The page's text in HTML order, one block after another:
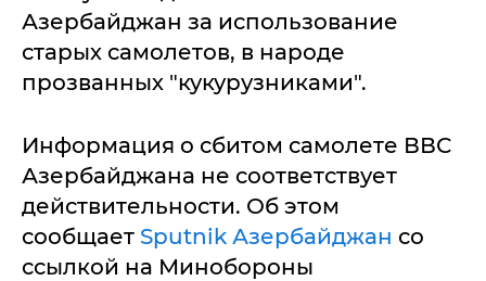
Азербайджан за использование
старых самолетов, в народе
прозванных "кукурузниками".
Информация о сбитом самолете ВВС
Азербайджана не соответствует
действительности. Об этом
сообщает Sputnik Азербайджан со
ссылкой на Минобороны